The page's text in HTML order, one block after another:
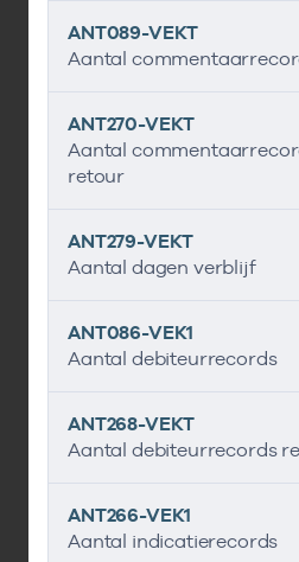
ANT089-VEKT
Aantal
ANT270-VEKT
Aantal
retour
ANT279-VEKT
Aantal dagen verblijf
ANT086-VEK1
Aantal debiteurrecords
ANT268-VEKT
Aantal debiteurrecords
ANT266-VEK1
Aantal indicatierecords